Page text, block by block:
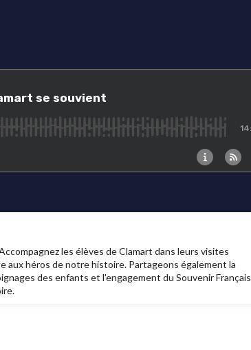
les élèves de Clamart dans leurs visites
aux héros de notre histoire. Partageons également la
des enfants et l'engagement du Souvenir Français